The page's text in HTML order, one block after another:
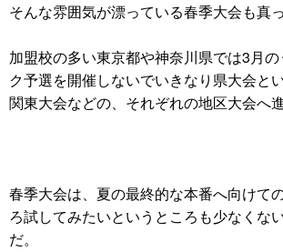
そんな雰囲気が漂っている春季大会も真
加盟校の多い東京都や神奈川県では3月
ク予選を開催しないでいきなり県大会と
関東大会などの、それぞれの地区大会へ
春季大会は、夏の最終的な本番へ向けて
ろ試してみたいというところも少なくな
だ。